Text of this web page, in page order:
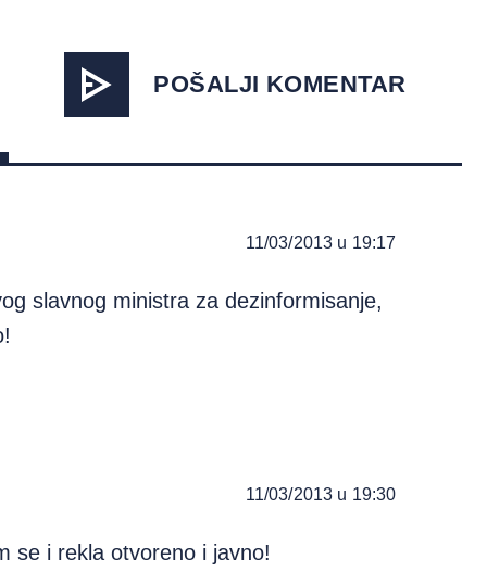
POŠALJI KOMENTAR
11/03/2013 u 19:17
slavnog ministra za dezinformisanje,
11/03/2013 u 19:30
se i rekla otvoreno i javno!